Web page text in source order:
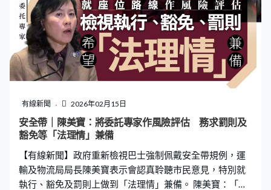
運。
有線新聞 2026年02月15日
安全帶｜陳美寶：將委託專家作風險評估 務求罰則及
豁免等「法理情」兼備
【有線新聞】政府重新檢視巴士強制佩戴安全帶規例，運
輸及物流局局長陳美寶表示會認真聆聽市民意見，特別就
執行、豁免及罰則上做到「法理情」兼備。 陳美寶：「我